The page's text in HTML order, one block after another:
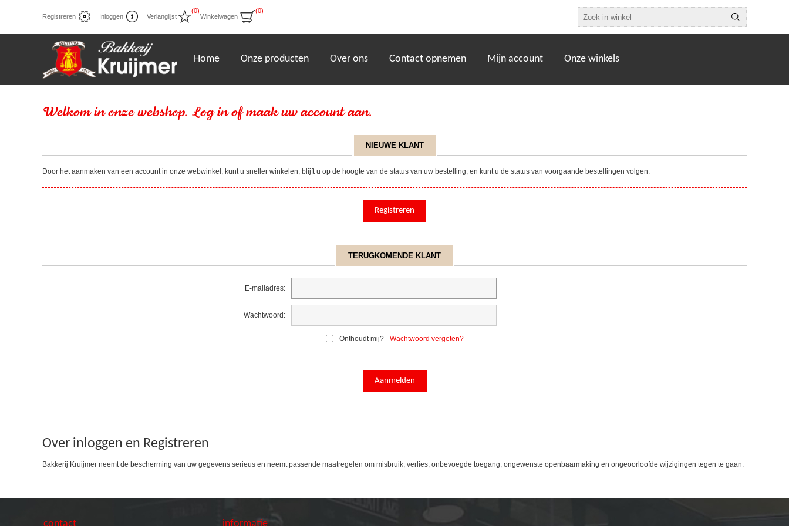
Registreren Inloggen Verlanglijst
(0)
Winkelwagen
(0)
Home Onze producten Over ons Contact opnemen Mijn account Onze winkels
Welkom in onze webshop. Log in of maak uw account aan.
NIEUWE KLANT
Door het aanmaken van een account in onze webwinkel, kunt u sneller winkelen, blijft u op de hoogte van de status van uw bestelling, en kunt u de status van voorgaande bestellingen volgen.
TERUGKOMENDE KLANT
E-mailadres:
Wachtwoord:
Onthoudt mij? Wachtwoord vergeten?
Over inloggen en Registreren
Bakkerij Kruijmer neemt de bescherming van uw gegevens serieus en neemt passende maatregelen om misbruik, verlies, onbevoegde toegang, ongewenste openbaarmaking en ongeoorloofde wijzigingen tegen te gaan.
contact informatie